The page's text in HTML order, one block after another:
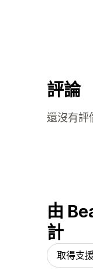
評論
還沒有評
由
計
取得支